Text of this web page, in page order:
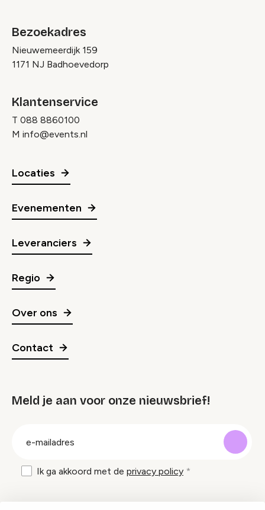
Bezoekadres
Nieuwemeerdijk 159
1171 NJ Badhoevedorp
Klantenservice
T 088 8860100
M info@events.nl
Locaties
Evenementen
Leveranciers
Regio
Over ons
Contact
Meld je aan voor onze nieuwsbrief!
Ik ga akkoord met de privacy policy